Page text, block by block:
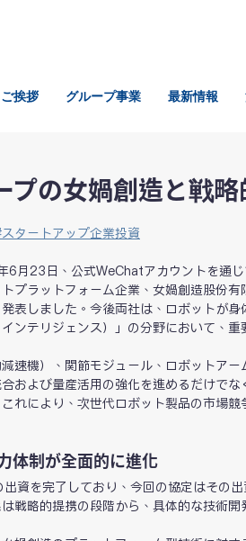
ご挨拶 グループ事業 最新情報
プの女媧創造と戦
スタートアップ企業投資
月23日、公式WeChatアカウントを通
プラットフォーム企業、女媧創造股份有
表しました。今後両社は、ロボットが
ンテリジェンス）」の分野において、
速機）、関節モジュール、ロボットア
および量産活用の強化を進めるだけで
れにより、次世代ロボット製品の市場競
体制が全面的に進化
資を完了しており、今回の協定はその
戦略的提携の段階から、具体的な技術